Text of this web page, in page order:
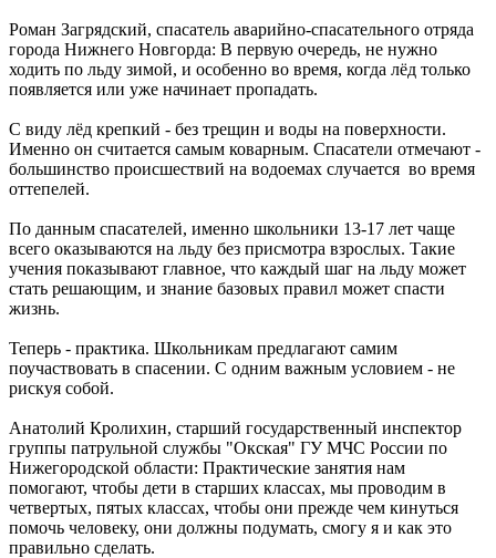
Роман Загрядский, спасатель аварийно-спасательного отряда
города Нижнего Новгорда: В первую очередь, не нужно
ходить по льду зимой, и особенно во время, когда лёд только
появляется или уже начинает пропадать.
С виду лёд крепкий - без трещин и воды на поверхности.
Именно он считается самым коварным. Спасатели отмечают -
большинство происшествий на водоемах случается во время
оттепелей.
По данным спасателей, именно школьники 13-17 лет чаще
всего оказываются на льду без присмотра взрослых. Такие
учения показывают главное, что каждый шаг на льду может
стать решающим, и знание базовых правил может спасти
жизнь.
Теперь - практика. Школьникам предлагают самим
поучаствовать в спасении. С одним важным условием - не
рискуя собой.
Анатолий Кролихин, старший государственный инспектор
группы патрульной службы "Окская" ГУ МЧС России по
Нижегородской области: Практические занятия нам
помогают, чтобы дети в старших классах, мы проводим в
четвертых, пятых классах, чтобы они прежде чем кинуться
помочь человеку, они должны подумать, смогу я и как это
правильно сделать.